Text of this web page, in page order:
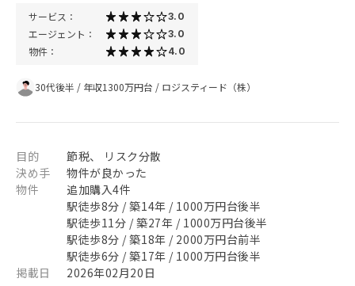
サービス： 3.0
エージェント： 3.0
物件： 4.0
30代後半 / 年収1300万円台 / ロジスティード（株）
目的
節税、 リスク分散
決め手
物件が良かった
物件
追加購入4件
駅徒歩8分 / 築14年 / 1000万円台後半
駅徒歩11分 / 築27年 / 1000万円台後半
駅徒歩8分 / 築18年 / 2000万円台前半
駅徒歩6分 / 築17年 / 1000万円台後半
掲載日
2026年02月20日